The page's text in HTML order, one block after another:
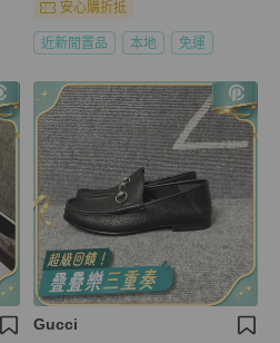
安心購折抵
近新閒置品 本地 免運
Gucci